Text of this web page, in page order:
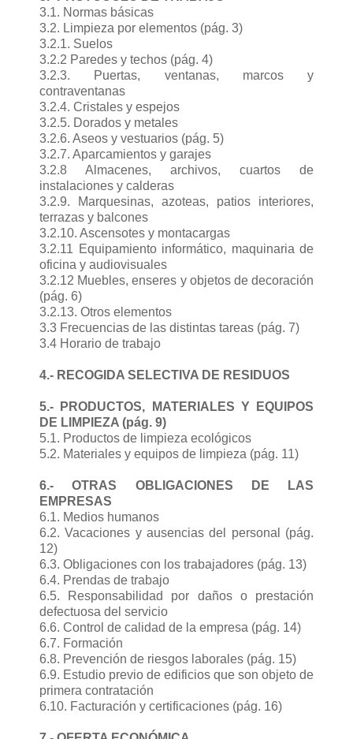
3.1. Normas básicas
3.2. Limpieza por elementos (pág. 3)
3.2.1. Suelos
3.2.2 Paredes y techos (pág. 4)
3.2.3. Puertas, ventanas, marcos y
contraventanas
3.2.4. Cristales y espejos
3.2.5. Dorados y metales
3.2.6. Aseos y vestuarios (pág. 5)
3.2.7. Aparcamientos y garajes
3.2.8 Almacenes, archivos, cuartos de
instalaciones y calderas
3.2.9. Marquesinas, azoteas, patios interiores,
terrazas y balcones
3.2.10. Ascensotes y montacargas
3.2.11 Equipamiento informático, maquinaria de
oficina y audiovisuales
3.2.12 Muebles, enseres y objetos de decoración
(pág. 6)
3.2.13. Otros elementos
3.3 Frecuencias de las distintas tareas (pág. 7)
3.4 Horario de trabajo
4.- RECOGIDA SELECTIVA DE RESIDUOS
5.- PRODUCTOS, MATERIALES Y EQUIPOS
DE LIMPIEZA (pág. 9)
5.1. Productos de limpieza ecológicos
5.2. Materiales y equipos de limpieza (pág. 11)
6.- OTRAS OBLIGACIONES DE LAS
EMPRESAS
6.1. Medios humanos
6.2. Vacaciones y ausencias del personal (pág.
12)
6.3. Obligaciones con los trabajadores (pág. 13)
6.4. Prendas de trabajo
6.5. Responsabilidad por daños o prestación
defectuosa del servicio
6.6. Control de calidad de la empresa (pág. 14)
6.7. Formación
6.8. Prevención de riesgos laborales (pág. 15)
6.9. Estudio previo de edificios que son objeto de
primera contratación
6.10. Facturación y certificaciones (pág. 16)